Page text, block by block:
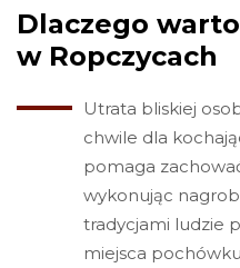
Dlaczego
w Ropczycach
Utrata bliskiej
chwile dla
pomaga
wykonując
tradycjami ludzie
miejsca